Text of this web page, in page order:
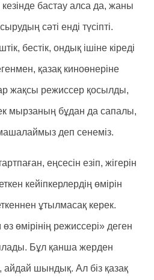
бастау алса да, жаны
сәті енді түсіпті.
бестік, ондық ішіне кіреді
қазақ киноөнеріне
жақсы режиссер қосылды,
мырзаның бұдан да сапалы,
деп сенеміз.
еңсесін езіп, жігерін
кейіпкерлердің өмірін
ұтылмасақ керек.
өмірінің режиссері» деген
Бұл қанша жерден
айдай шындық. Ал біз қазақ